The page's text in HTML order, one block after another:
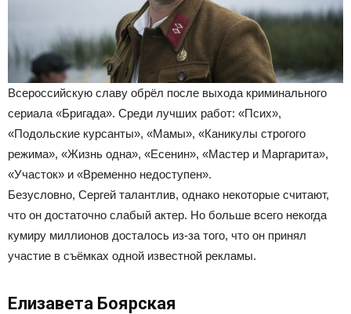
Всероссийскую славу обрёл после выхода криминального
сериала «Бригада». Среди лучших работ: «Псих»,
«Подольские курсанты», «Мамы», «Каникулы строгого
режима», «Жизнь одна», «Есенин», «Мастер и Маргарита»,
«Участок» и «Временно недоступен».
Безусловно, Сергей талантлив, однако некоторые считают,
что он достаточно слабый актер. Но больше всего некогда
кумиру миллионов досталось из-за того, что он принял
участие в съёмках одной известной рекламы.
Елизавета Боярская